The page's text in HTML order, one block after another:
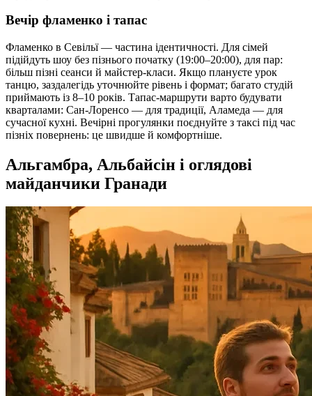
Вечір фламенко і тапас
Фламенко в Севільї — частина ідентичності. Для сімей
підійдуть шоу без пізнього початку (19:00–20:00), для пар:
більш пізні сеанси й майстер‑класи. Якщо плануєте урок
танцю, заздалегідь уточнюйте рівень і формат; багато студій
приймають із 8–10 років. Тапас‑маршрути варто будувати
кварталами: Сан‑Лоренсо — для традиції, Аламеда — для
сучасної кухні. Вечірні прогулянки поєднуйте з таксі під час
пізніх повернень: це швидше й комфортніше.
Альгамбра, Альбайсін і оглядові
майданчики Гранади